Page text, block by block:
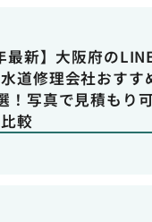
最新】大阪府の
道修理会社おすす
！写真で見積もり
較